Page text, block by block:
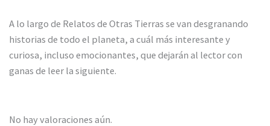
A lo largo de Relatos de Otras Tierras se van desgranando
historias de todo el planeta, a cuál más interesante y
curiosa, incluso emocionantes, que dejarán al lector con
ganas de leer la siguiente.
No hay valoraciones aún.